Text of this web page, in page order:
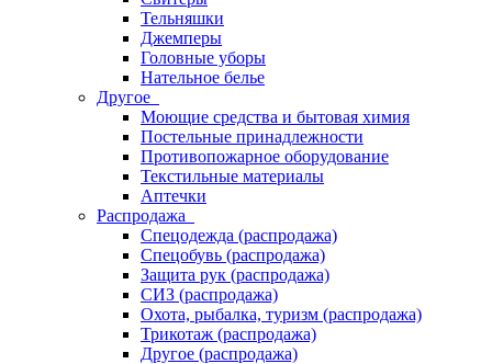
Тельняшки
Джемперы
Головные уборы
Нательное белье
Другое
Моющие средства и бытовая химия
Постельные принадлежности
Противопожарное оборудование
Текстильные материалы
Аптечки
Распродажа
Спецодежда (распродажа)
Спецобувь (распродажа)
Защита рук (распродажа)
СИЗ (распродажа)
Охота, рыбалка, туризм (распродажа)
Трикотаж (распродажа)
Другое (распродажа)